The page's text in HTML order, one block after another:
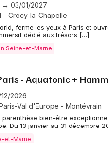
03/01/2027
- Crécy-la-Chapelle
ferme les yeux à Paris et
dédié aux trésors […]
Seine-et-Marne
- Aquatonic +
2026
Val d'Europe - Montévrain
bien-être
Du 13 janvier au 31 décembre
et-Marne